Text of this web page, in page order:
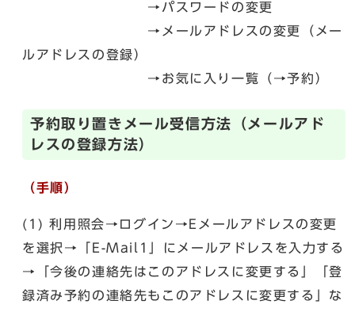
→パスワードの変更
→メールアドレスの変更（メー
ルアドレスの登録）
→お気に入り一覧（→予約）
予約取り置きメール受信方法（メールアド
レスの登録方法）
（手順）
(1) 利用照会→ログイン→Eメールアドレスの変更
を選択→「E-Mail1」にメールアドレスを入力する
→「今後の連絡先はこのアドレスに変更する」「登
録済み予約の連絡先もこのアドレスに変更する」な